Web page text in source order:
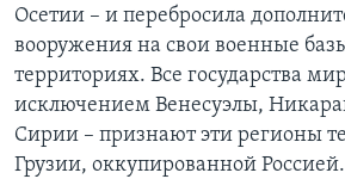
Осетии – и перебросила
вооружения на свои военные
территориях. Все государства
исключением Венесуэлы,
Сирии – признают эти регионы
Грузии, оккупированной Россией.